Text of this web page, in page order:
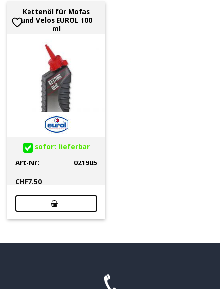
Kettenöl für Mofas
und Velos EUROL 100
ml
sofort lieferbar
Art-Nr:
021905
CHF7.50